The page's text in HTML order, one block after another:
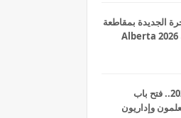
الجديدة بمقاطعة
السعودية 2026.. فتح باب
وإداريون